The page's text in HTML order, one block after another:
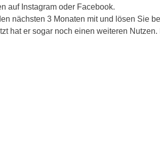
auf Instagram oder Facebook.
nächsten 3 Monaten mit und lösen Sie
hat er sogar noch einen weiteren